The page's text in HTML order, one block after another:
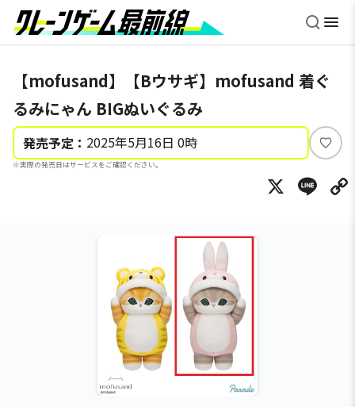
【mofusand】【Bウサギ】mofusand 着ぐ
るみにゃん BIGぬいぐるみ
発売予定： 2025年5月16日 0時
※実際の発売日はサービスをご確認ください。
い
ね
X